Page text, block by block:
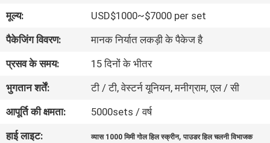
कारखाना
भ्रमण
गुणवत्ता
नियंत्रण
मूल्य:
USD$1000~$7000 per set
पैकेजिंग विवरण:
मानक निर्यात लकड़ी के पैकेज है
प्रसव के समय:
15 दिनों के भीतर
भुगतान शर्तें:
टी / टी, वेस्टर्न यूनियन, मनीग्राम, एल / सी
आपूर्ति की क्षमता:
5000sets / वर्ष
हाई लाइट:
व्यास 1000 मिमी गोल हिल स्क्रीन,पाउडर हिल चलनी विभाजक